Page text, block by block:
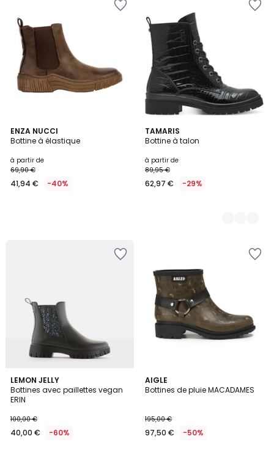
ENZA NUCCI
Bottine à élastique
à partir de
69,90 €
41,94 € -40%
TAMARIS
Bottine à talon
à partir de
89,95 €
62,97 € -29%
4
Couleurs
LEMON JELLY
Bottines avec paillettes vegan
ERIN
100,00 €
40,00 € -60%
AIGLE
Bottines de pluie MACADAMES
195,00 €
97,50 € -50%